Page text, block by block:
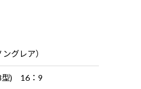
グレア）
型) 16：9